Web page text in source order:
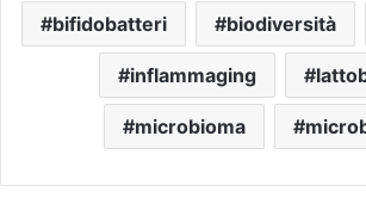
bifidobatteri biodiversità
inflammaging
microbioma